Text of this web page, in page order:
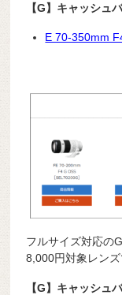
【G】キャッシュ
E 70-350mm
フルサイズ対応の
8,000円対象レンズ
【G】キャッシュ